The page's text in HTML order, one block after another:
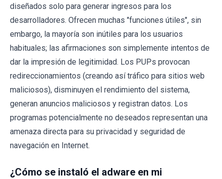
diseñados solo para generar ingresos para los
desarrolladores. Ofrecen muchas "funciones útiles", sin
embargo, la mayoría son inútiles para los usuarios
habituales; las afirmaciones son simplemente intentos de
dar la impresión de legitimidad. Los PUPs provocan
redireccionamientos (creando así tráfico para sitios web
maliciosos), disminuyen el rendimiento del sistema,
generan anuncios maliciosos y registran datos. Los
programas potencialmente no deseados representan una
amenaza directa para su privacidad y seguridad de
navegación en Internet.
¿Cómo se instaló el adware en mi